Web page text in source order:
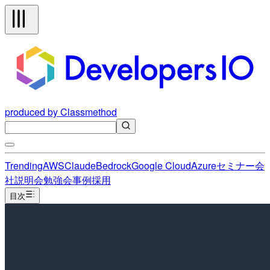
produced by Classmethod
TrendingAWSClaudeBedrockGoogle CloudAzureセミナー会
社説明会勉強会事例採用
目次